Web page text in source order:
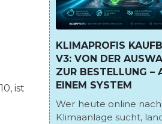
ist
KLIMAPROFIS
V3: VON DER
ZUR BESTELLUNG –
EINEM SYSTEM
Wer heute online
Klimaanlage sucht,